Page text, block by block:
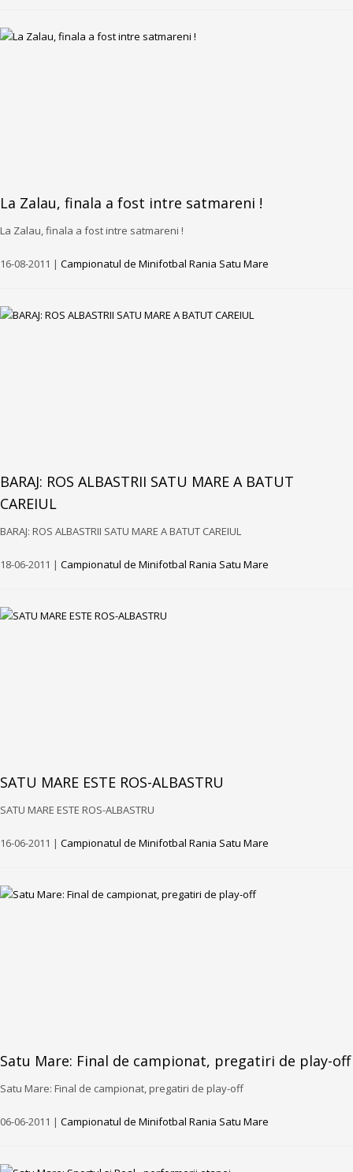
La Zalau, finala a fost intre satmareni !
La Zalau, finala a fost intre satmareni !
16-08-2011 | Campionatul de Minifotbal Rania Satu Mare
BARAJ: ROS ALBASTRII SATU MARE A BATUT
CAREIUL
BARAJ: ROS ALBASTRII SATU MARE A BATUT CAREIUL
18-06-2011 | Campionatul de Minifotbal Rania Satu Mare
SATU MARE ESTE ROS-ALBASTRU
SATU MARE ESTE ROS-ALBASTRU
16-06-2011 | Campionatul de Minifotbal Rania Satu Mare
Satu Mare: Final de campionat, pregatiri de play-off
Satu Mare: Final de campionat, pregatiri de play-off
06-06-2011 | Campionatul de Minifotbal Rania Satu Mare